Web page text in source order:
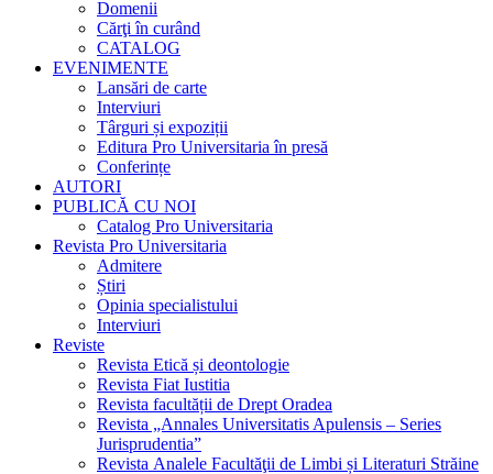
Domenii
Cărţi în curând
CATALOG
EVENIMENTE
Lansări de carte
Interviuri
Târguri și expoziții
Editura Pro Universitaria în presă
Conferințe
AUTORI
PUBLICĂ CU NOI
Catalog Pro Universitaria
Revista Pro Universitaria
Admitere
Știri
Opinia specialistului
Interviuri
Reviste
Revista Etică și deontologie
Revista Fiat Iustitia
Revista facultății de Drept Oradea
Revista „Annales Universitatis Apulensis – Series
Jurisprudentia”
Revista Analele Facultăţii de Limbi și Literaturi Străine